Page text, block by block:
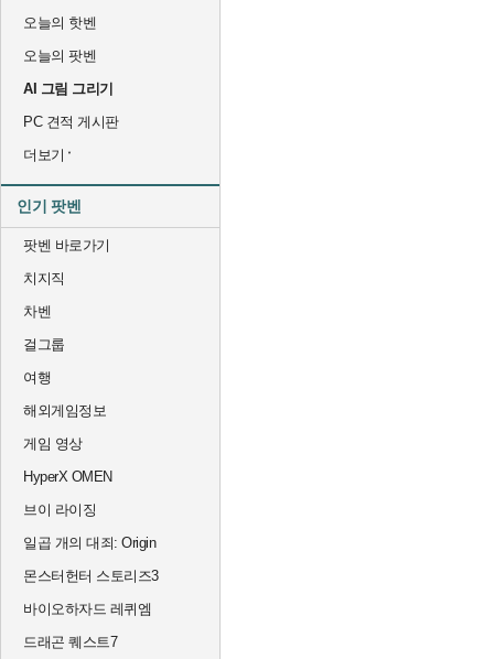
오늘의 핫벤
오늘의 팟벤
AI 그림 그리기
PC 견적 게시판
더보기
인기 팟벤
팟벤 바로가기
치지직
차벤
걸그룹
여행
해외게임정보
게임 영상
HyperX OMEN
브이 라이징
일곱 개의 대죄: Origin
몬스터헌터 스토리즈3
바이오하자드 레퀴엠
드래곤 퀘스트7